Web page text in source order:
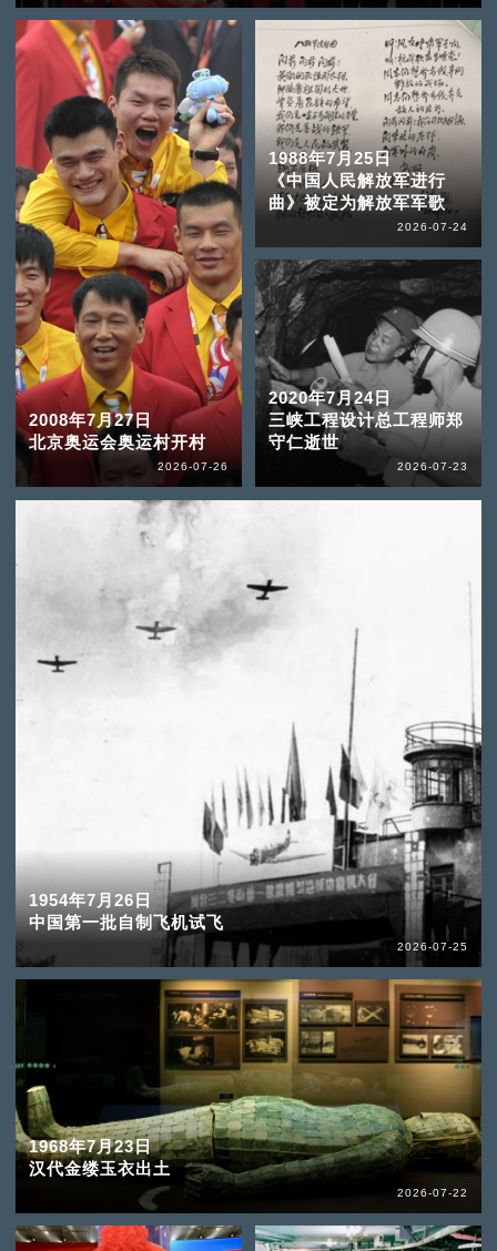
2008年7月27日
北京奥运会奥运村开村
2026-07-26
1954年7月26日
中国第一批自制飞机试飞
2026-07-25
1988年7月25日
《中国人民解放军进行
曲》被定为解放军军歌
2026-07-24
2020年7月24日
三峡工程设计总工程师郑
守仁逝世
2026-07-23
1968年7月23日
汉代金缕玉衣出土
2026-07-22